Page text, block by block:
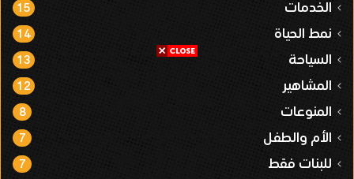
الخدمات 15
نمط الحياة 14
السياحة 13
المشاهير 12
المنوعات 8
الأم والطفل 7
للبنات فقط 7